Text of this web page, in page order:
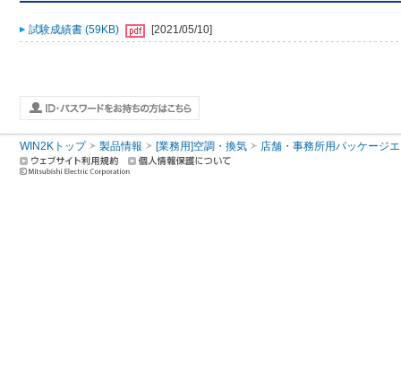
試験成績書 (59KB) [2021/05/10]
WIN2Kトップ 製品情報 [業務用]空調・換気 店舗・事務所用パッケージ